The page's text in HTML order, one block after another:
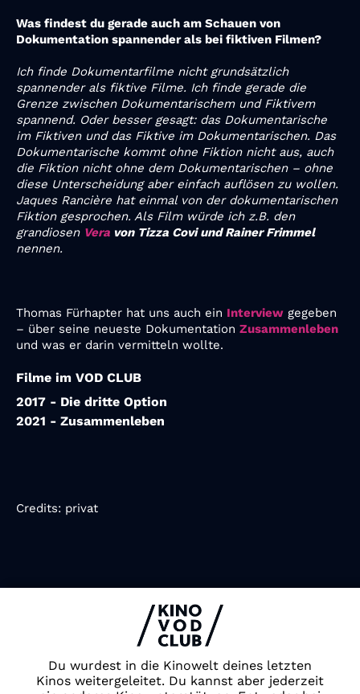
Du wurdest in die Kinowelt deines letzten
Kinos weitergeleitet. Du kannst aber jederzeit
Was findest du gerade auch am Schauen von
Dokumentation spannender als bei fiktiven Filmen?
Ich finde Dokumentarfilme nicht grundsätzlich
spannender als fiktive Filme. Ich finde gerade die
Grenze zwischen Dokumentarischem und Fiktivem
spannend. Oder besser gesagt: das Dokumentarische
im Fiktiven und das Fiktive im Dokumentarischen. Das
Dokumentarische kommt ohne Fiktion nicht aus, auch
die Fiktion nicht ohne dem Dokumentarischen – ohne
diese Unterscheidung aber einfach auflösen zu wollen.
Jaques Rancière hat einmal von der dokumentarischen
Fiktion gesprochen. Als Film würde ich z.B. den
grandiosen Vera von Tizza Covi und Rainer Frimmel
nennen.
Thomas Fürhapter hat uns auch ein Interview gegeben
– über seine neueste Dokumentation Zusammenleben
und was er darin vermitteln wollte.
Filme im VOD CLUB
2017 - Die dritte Option
2021 - Zusammenleben
Credits: privat
AGB
Kontakt
Newsletter